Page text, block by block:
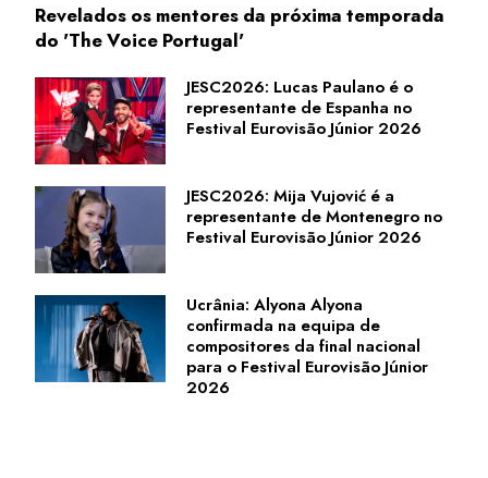
Revelados os mentores da próxima temporada
do 'The Voice Portugal'
JESC2026: Lucas Paulano é o
representante de Espanha no
Festival Eurovisão Júnior 2026
JESC2026: Mija Vujović é a
representante de Montenegro no
Festival Eurovisão Júnior 2026
Ucrânia: Alyona Alyona
confirmada na equipa de
compositores da final nacional
para o Festival Eurovisão Júnior
2026